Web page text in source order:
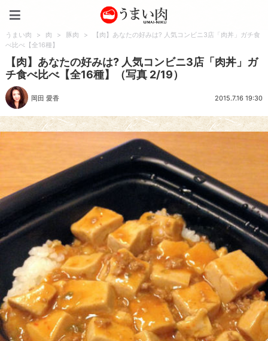
うまい肉 > 肉 > 豚肉 >
【肉】あなたの好みは? 人気コンビニ3店「肉丼」ガチ食
べ比べ【全16種】
【肉】あなたの好みは? 人気コンビニ3店「肉丼」ガ
チ食べ比べ【全16種】（写真 2/19）
岡田 愛香 2015.7.16 19:30